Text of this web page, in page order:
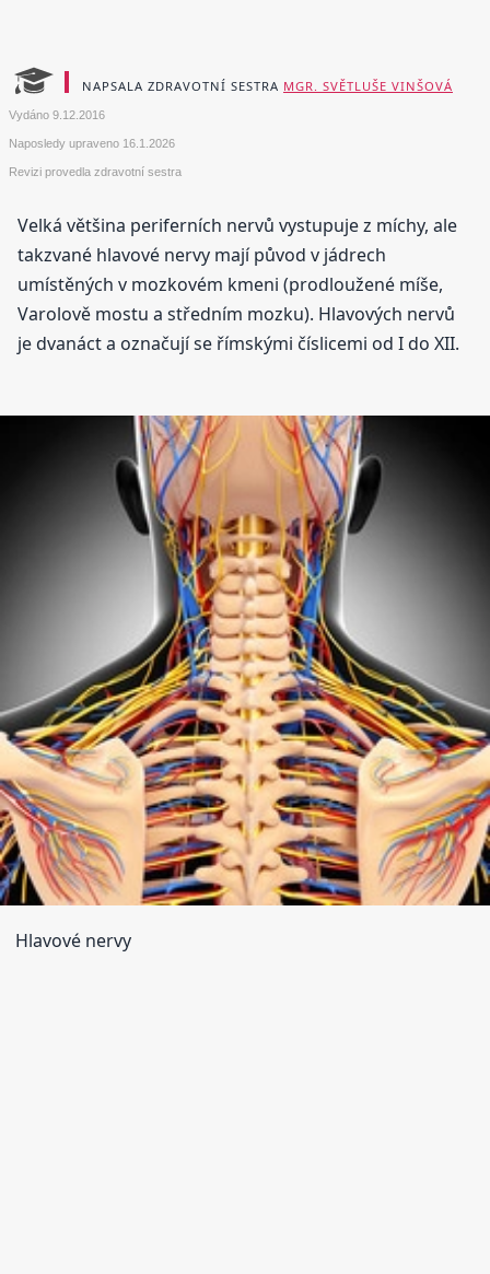
NAPSALA ZDRAVOTNÍ SESTRA MGR. SVĚTLUŠE VINŠOVÁ
Vydáno 9.12.2016
Naposledy upraveno 16.1.2026
Revizi provedla zdravotní sestra
Velká většina periferních nervů vystupuje z míchy, ale
takzvané hlavové nervy mají původ v jádrech
umístěných v mozkovém kmeni (prodloužené míše,
Varolově mostu a středním mozku). Hlavových nervů
je dvanáct a označují se římskými číslicemi od I do XII.
Hlavové nervy